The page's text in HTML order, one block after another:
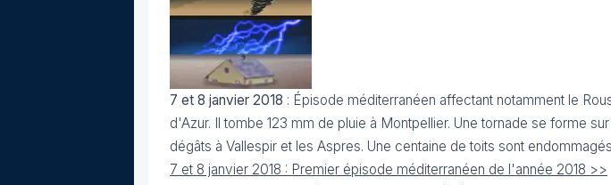
7 et 8 janvier 2018 : Épisode méditerranéen affectant notamment le
d'Azur. Il tombe 123 mm de pluie à Montpellier. Une tornade se forme
dégâts à Vallespir et les Aspres. Une centaine de toits sont
7 et 8 janvier 2018 : Premier épisode méditerranéen de l'année 2018 >>